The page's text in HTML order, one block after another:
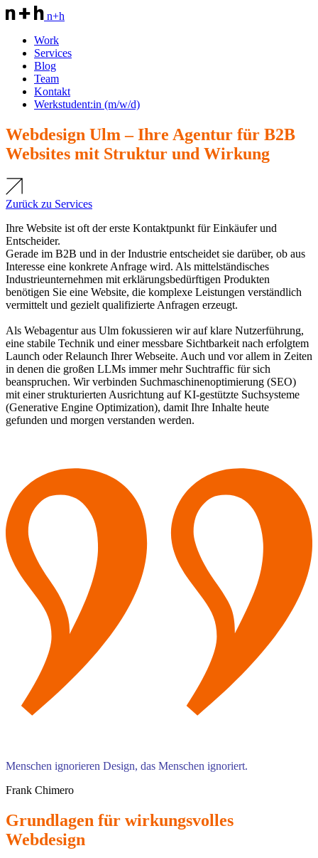
n+h
Work
Services
Blog
Team
Kontakt
Werkstudent:in (m/w/d)
Webdesign Ulm – Ihre Agentur für B2B
Websites mit Struktur und Wirkung
Zurück zu Services
Ihre Website ist oft der erste Kontaktpunkt für Einkäufer und
Entscheider.
Gerade im B2B und in der Industrie entscheidet sie darüber, ob aus
Interesse eine konkrete Anfrage wird. Als mittelständisches
Industrieunternehmen mit erklärungsbedürftigen Produkten
benötigen Sie eine Website, die komplexe Leistungen verständlich
vermittelt und gezielt qualifizierte Anfragen erzeugt.
Als Webagentur aus Ulm fokussieren wir auf klare Nutzerführung,
eine stabile Technik und einer messbare Sichtbarkeit nach erfolgtem
Launch oder Relaunch Ihrer Webseite. Auch und vor allem in Zeiten
in denen die großen LLMs immer mehr Suchtraffic für sich
beanspruchen. Wir verbinden Suchmaschinenoptimierung (SEO)
mit einer strukturierten Ausrichtung auf KI-gestützte Suchsysteme
(Generative Engine Optimization), damit Ihre Inhalte heute
gefunden und morgen verstanden werden.
Menschen ignorieren Design, das Menschen ignoriert.
Frank Chimero
Grundlagen für wirkungsvolles
Webdesign